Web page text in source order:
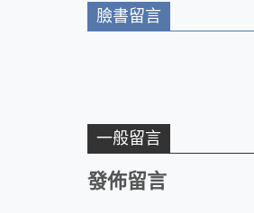
臉書留言
一般留言
發佈留言